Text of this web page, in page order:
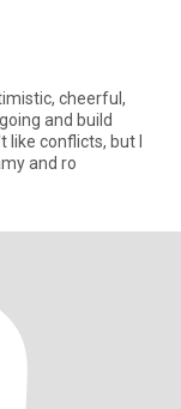
cheerful,
and build
conflicts, but I
and ro